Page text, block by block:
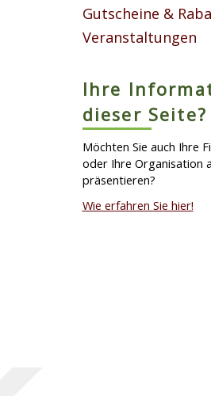
Gutscheine &
Veranstaltungen
Ihre
dieser Seite?
Möchten Sie auch Ihre
oder Ihre Organisation
präsentieren?
Wie erfahren Sie hier!